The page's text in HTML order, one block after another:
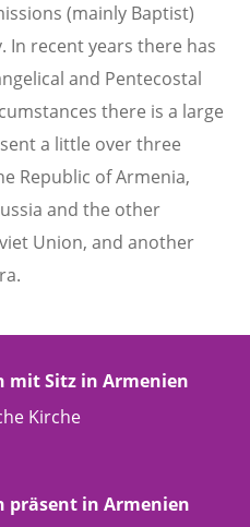
(mainly Baptist)
recent years there has
and Pentecostal
there is a large
a little over three
Republic of Armenia,
and the other
Union, and another
mit Sitz in Armenien
Kirche
präsent in Armenien